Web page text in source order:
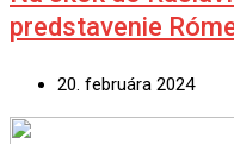
predstavenie
20. februára 2024